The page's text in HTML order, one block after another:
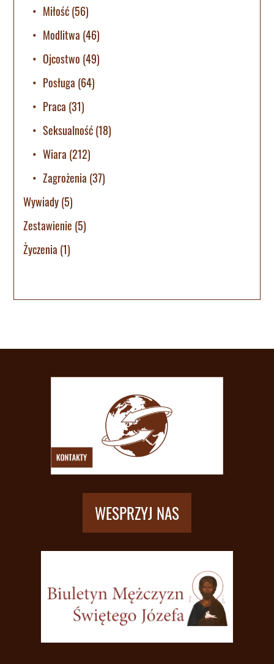
Miłość(56)
Modlitwa (46)
Ojcostwo (49)
Posługa (64)
Praca (31)
Seksualność(18)
Wiara (212)
Zagrożenia (37)
Wywiady(5)
Zestawienie (5)
Życzenia (1)
WESPRZYJ NAS